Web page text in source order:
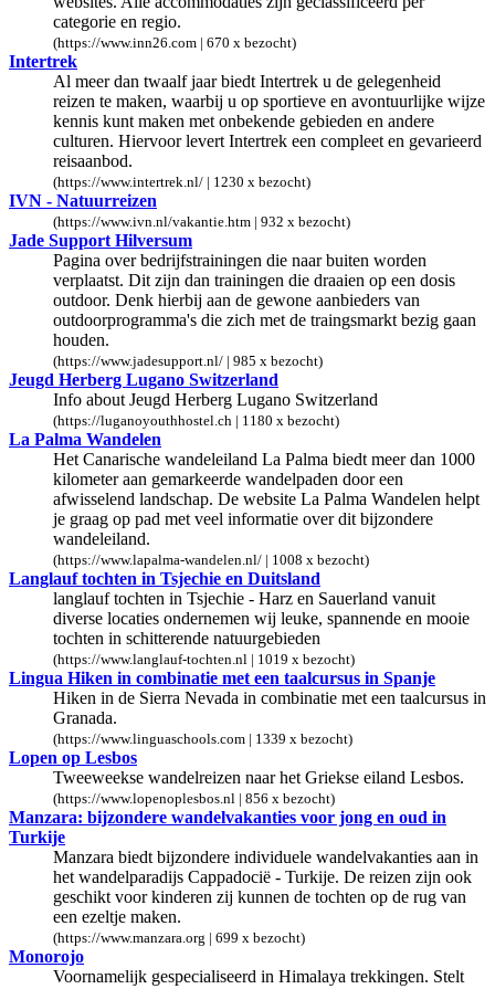
categorie en regio.
(https://www.inn26.com | 670 x bezocht)
Intertrek
Al meer dan twaalf jaar biedt Intertrek u de gelegenheid
reizen te maken, waarbij u op sportieve en avontuurlijke wijze
kennis kunt maken met onbekende gebieden en andere
culturen. Hiervoor levert Intertrek een compleet en gevarieerd
reisaanbod.
(https://www.intertrek.nl/ | 1230 x bezocht)
IVN - Natuurreizen
(https://www.ivn.nl/vakantie.htm | 932 x bezocht)
Jade Support Hilversum
Pagina over bedrijfstrainingen die naar buiten worden
verplaatst. Dit zijn dan trainingen die draaien op een dosis
outdoor. Denk hierbij aan de gewone aanbieders van
outdoorprogramma's die zich met de traingsmarkt bezig gaan
houden.
(https://www.jadesupport.nl/ | 985 x bezocht)
Jeugd Herberg Lugano Switzerland
Info about Jeugd Herberg Lugano Switzerland
(https://luganoyouthhostel.ch | 1180 x bezocht)
La Palma Wandelen
Het Canarische wandeleiland La Palma biedt meer dan 1000
kilometer aan gemarkeerde wandelpaden door een
afwisselend landschap. De website La Palma Wandelen helpt
je graag op pad met veel informatie over dit bijzondere
wandeleiland.
(https://www.lapalma-wandelen.nl/ | 1008 x bezocht)
Langlauf tochten in Tsjechie en Duitsland
langlauf tochten in Tsjechie - Harz en Sauerland vanuit
diverse locaties ondernemen wij leuke, spannende en mooie
tochten in schitterende natuurgebieden
(https://www.langlauf-tochten.nl | 1019 x bezocht)
Lingua Hiken in combinatie met een taalcursus in Spanje
Hiken in de Sierra Nevada in combinatie met een taalcursus in
Granada.
(https://www.linguaschools.com | 1339 x bezocht)
Lopen op Lesbos
Tweeweekse wandelreizen naar het Griekse eiland Lesbos.
(https://www.lopenoplesbos.nl | 856 x bezocht)
Manzara: bijzondere wandelvakanties voor jong en oud in
Turkije
Manzara biedt bijzondere individuele wandelvakanties aan in
het wandelparadijs Cappadocië - Turkije. De reizen zijn ook
geschikt voor kinderen zij kunnen de tochten op de rug van
een ezeltje maken.
(https://www.manzara.org | 699 x bezocht)
Monorojo
Voornamelijk gespecialiseerd in Himalaya trekkingen. Stelt